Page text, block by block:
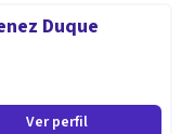
vulnerabilidad
y adultez
Duque
Ver perfil